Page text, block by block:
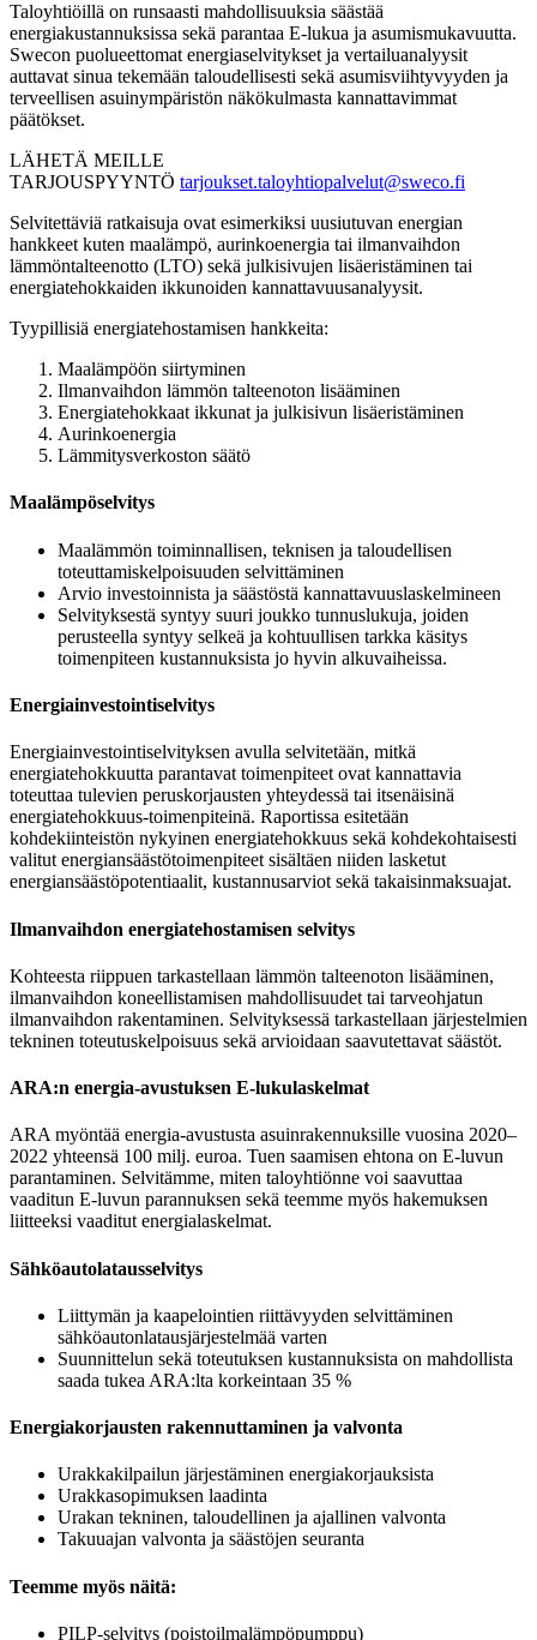
Taloyhtiöillä on runsaasti mahdollisuuksia säästää
energiakustannuksissa sekä parantaa E-lukua ja asumismukavuutta.
Swecon puolueettomat energiaselvitykset ja vertailuanalyysit
auttavat sinua tekemään taloudellisesti sekä asumisviihtyvyyden ja
terveellisen asuinympäristön näkökulmasta kannattavimmat
päätökset.
LÄHETÄ MEILLE
TARJOUSPYYNTÖ tarjoukset.taloyhtiopalvelut@sweco.fi
Selvitettäviä ratkaisuja ovat esimerkiksi uusiutuvan energian
hankkeet kuten maalämpö, aurinkoenergia tai ilmanvaihdon
lämmöntalteenotto (LTO) sekä julkisivujen lisäeristäminen tai
energiatehokkaiden ikkunoiden kannattavuusanalyysit.
Tyypillisiä energiatehostamisen hankkeita:
Maalämpöön siirtyminen
Ilmanvaihdon lämmön talteenoton lisääminen
Energiatehokkaat ikkunat ja julkisivun lisäeristäminen
Aurinkoenergia
Lämmitysverkoston säätö
Maalämpöselvitys
Maalämmön toiminnallisen, teknisen ja taloudellisen
toteuttamiskelpoisuuden selvittäminen
Arvio investoinnista ja säästöstä kannattavuuslaskelmineen
Selvityksestä syntyy suuri joukko tunnuslukuja, joiden
perusteella syntyy selkeä ja kohtuullisen tarkka käsitys
toimenpiteen kustannuksista jo hyvin alkuvaiheissa.
Energiainvestointiselvitys
Energiainvestointiselvityksen avulla selvitetään, mitkä
energiatehokkuutta parantavat toimenpiteet ovat kannattavia
toteuttaa tulevien peruskorjausten yhteydessä tai itsenäisinä
energiatehokkuus-toimenpiteinä. Raportissa esitetään
kohdekiinteistön nykyinen energiatehokkuus sekä kohdekohtaisesti
valitut energiansäästötoimenpiteet sisältäen niiden lasketut
energiansäästöpotentiaalit, kustannusarviot sekä takaisinmaksuajat.
Ilmanvaihdon energiatehostamisen selvitys
Kohteesta riippuen tarkastellaan lämmön talteenoton lisääminen,
ilmanvaihdon koneellistamisen mahdollisuudet tai tarveohjatun
ilmanvaihdon rakentaminen. Selvityksessä tarkastellaan järjestelmien
tekninen toteutuskelpoisuus sekä arvioidaan saavutettavat säästöt.
ARA:n energia-avustuksen E-lukulaskelmat
ARA myöntää energia-avustusta asuinrakennuksille vuosina 2020–
2022 yhteensä 100 milj. euroa. Tuen saamisen ehtona on E-luvun
parantaminen. Selvitämme, miten taloyhtiönne voi saavuttaa
vaaditun E-luvun parannuksen sekä teemme myös hakemuksen
liitteeksi vaaditut energialaskelmat.
Sähköautolatausselvitys
Liittymän ja kaapelointien riittävyyden selvittäminen
sähköautonlatausjärjestelmää varten
Suunnittelun sekä toteutuksen kustannuksista on mahdollista
saada tukea ARA:lta korkeintaan 35 %
Energiakorjausten rakennuttaminen ja valvonta
Urakkakilpailun järjestäminen energiakorjauksista
Urakkasopimuksen laadinta
Urakan tekninen, taloudellinen ja ajallinen valvonta
Takuuajan valvonta ja säästöjen seuranta
Teemme myös näitä:
PILP-selvitys (poistoilmalämpöpumppu)